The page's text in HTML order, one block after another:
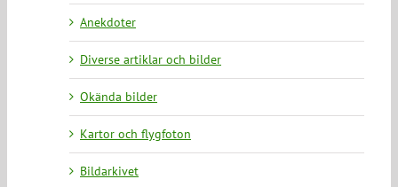
Anekdoter
Diverse artiklar och bilder
Okända bilder
Kartor och flygfoton
Bildarkivet